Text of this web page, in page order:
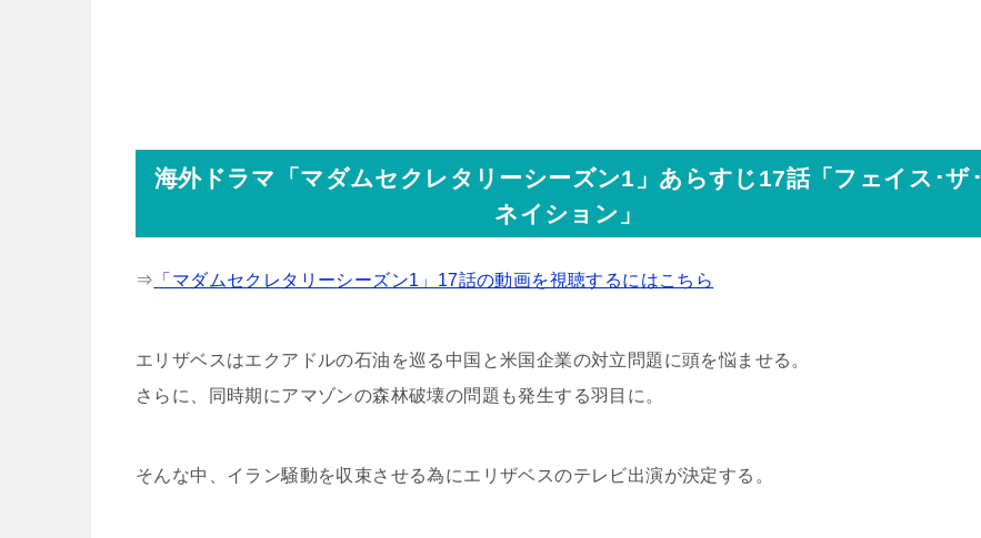
海外ドラマ「マダムセクレタリーシーズン1」あらすじ17話「フェイス･ザ･
ネイション」
⇒ 「マダムセクレタリーシーズン1」17話の動画を視聴するにはこちら
エリザベスはエクアドルの石油を巡る中国と米国企業の対立問題に頭を悩ませる。
さらに、同時期にアマゾンの森林破壊の問題も発生する羽目に。
そんな中、イラン騒動を収束させる為にエリザベスのテレビ出演が決定する。